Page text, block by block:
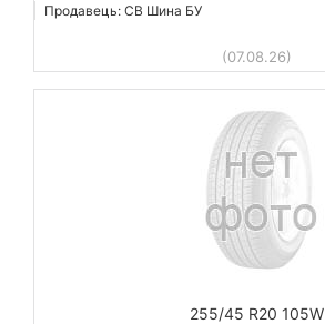
Продавець: СВ Шина БУ
(07.08.26)
255/45 R20 105W